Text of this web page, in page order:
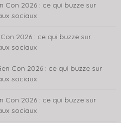
Con 2026 : ce qui buzze sur
sociaux
2026 : ce qui buzze sur
sociaux
Con 2026 : ce qui buzze sur
sociaux
Con 2026 : ce qui buzze sur
sociaux